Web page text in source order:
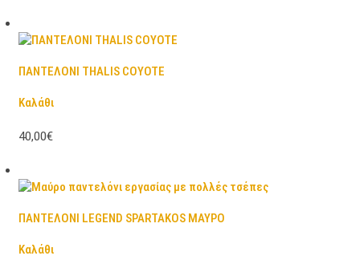
ΠΑΝΤΕΛΟΝΙ THALIS COYOTE
Καλάθι
40,00€
ΠΑΝΤΕΛΟΝΙ LEGEND SPARTAKOS ΜΑΥΡΟ
Καλάθι